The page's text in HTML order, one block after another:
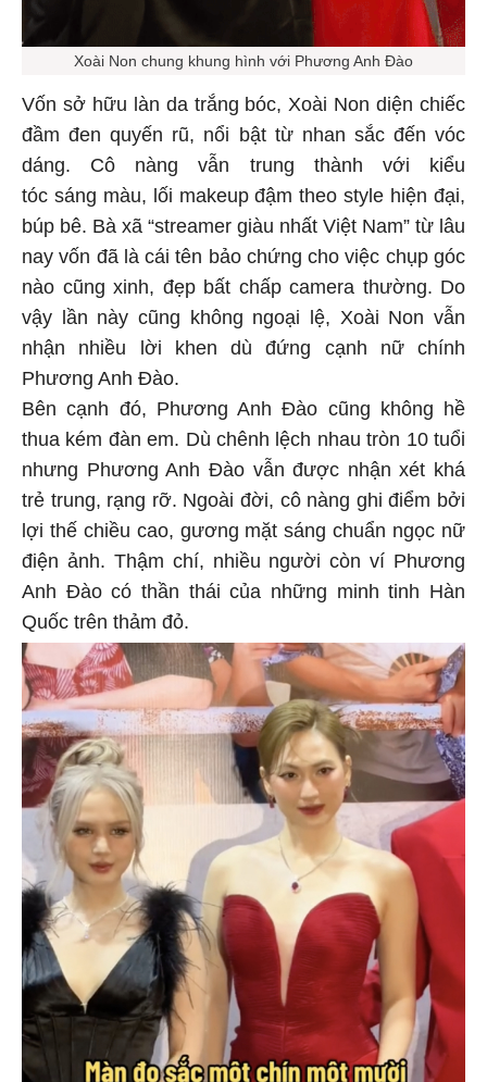
Xoài Non chung khung hình với Phương Anh Đào
Vốn sở hữu làn da trắng bóc, Xoài Non diện chiếc
đầm đen quyến rũ, nổi bật từ nhan sắc đến vóc
dáng. Cô nàng vẫn trung thành với kiểu
tóc sáng màu, lối makeup đậm theo style hiện đại,
búp bê. Bà xã “streamer giàu nhất Việt Nam” từ lâu
nay vốn đã là cái tên bảo chứng cho việc chụp góc
nào cũng xinh, đẹp bất chấp camera thường. Do
vậy lần này cũng không ngoại lệ, Xoài Non vẫn
nhận nhiều lời khen dù đứng cạnh nữ chính
Phương Anh Đào.
Bên cạnh đó, Phương Anh Đào cũng không hề
thua kém đàn em. Dù chênh lệch nhau tròn 10 tuổi
nhưng Phương Anh Đào vẫn được nhận xét khá
trẻ trung, rạng rỡ. Ngoài đời, cô nàng ghi điểm bởi
lợi thế chiều cao, gương mặt sáng chuẩn ngọc nữ
điện ảnh. Thậm chí, nhiều người còn ví Phương
Anh Đào có thần thái của những minh tinh Hàn
Quốc trên thảm đỏ.